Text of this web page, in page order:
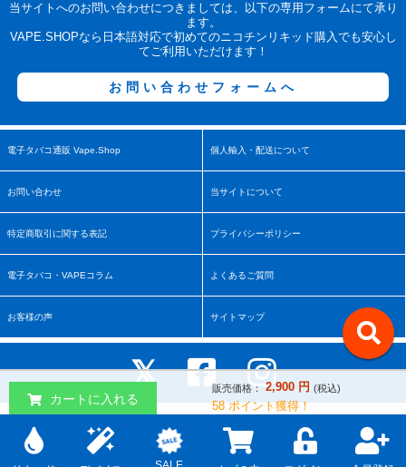
カートに入れる
販売価格： 2,900 円 (税込)
58 ポイント獲得！
↑
当サイトへのお問い合わせにつきましては、以下の専用フォームにて承り
ます。
VAPE.SHOPなら日本語対応で初めてのニコチンリキッド購入でも安心し
てご利用いただけます！
お問い合わせフォームへ
電子タバコ通販 Vape.Shop 個人輸入・配送について
お問い合わせ 当サイトについて
特定商取引に関する表記 プライバシーポリシー
電子タバコ・VAPEコラム よくあるご質問
お客様の声 サイトマップ